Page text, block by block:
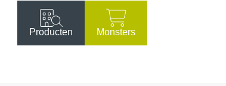
Producten Monsters